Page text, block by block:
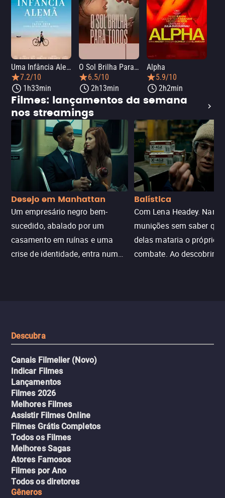
Uma Infância Alemã
7.2/10
1h33min
O Sol Brilha Para Todos
6.5/10
2h13min
Alpha
5.9/10
2h2min
Filmes: lançamentos da semana
nos streamings
Desejo em Manhattan
Um empresário negro bem-
sucedido, abalado por um
casamento em ruínas e uma
crise de identidade, entra num
Balística
Com Lena Headey.
munições sem saber
delas mataria o próprio
combate. Ao descobrir a
Descubra
Canais Filmelier (Novo)
Indicar Filmes
Lançamentos
Filmes 2026
Melhores Filmes
Assistir Filmes Online
Filmes Grátis Completos
Todos os Filmes
Melhores Sagas
Atores Famosos
Filmes por Ano
Todos os diretores
Gêneros